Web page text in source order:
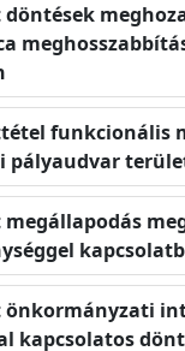
döntések
funkcionális
pályaudvar
megállapodás
önkormányzati
kapcsolatos